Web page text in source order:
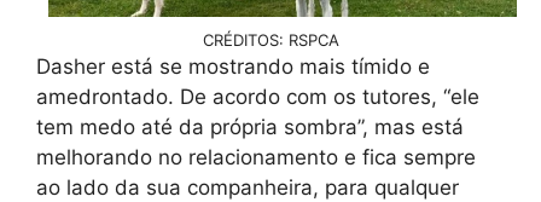
CRÉDITOS: RSPCA
Dasher está se mostrando mais tímido e
amedrontado. De acordo com os tutores, “ele
tem medo até da própria sombra”, mas está
melhorando no relacionamento e fica sempre
ao lado da sua companheira, para qualquer